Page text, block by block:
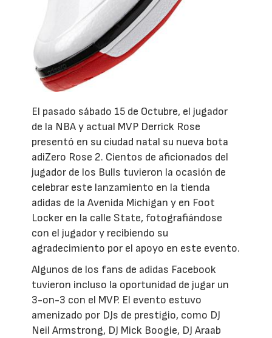
El pasado sábado 15 de Octubre, el jugador
de la NBA y actual MVP Derrick Rose
presentó en su ciudad natal su nueva bota
adiZero Rose 2. Cientos de aficionados del
jugador de los Bulls tuvieron la ocasión de
celebrar este lanzamiento en la tienda
adidas de la Avenida Michigan y en Foot
Locker en la calle State, fotografiándose
con el jugador y recibiendo su
agradecimiento por el apoyo en este evento.
Algunos de los fans de adidas Facebook
tuvieron incluso la oportunidad de jugar un
3-on-3 con el MVP. El evento estuvo
amenizado por DJs de prestigio, como DJ
Neil Armstrong, DJ Mick Boogie, DJ Araab